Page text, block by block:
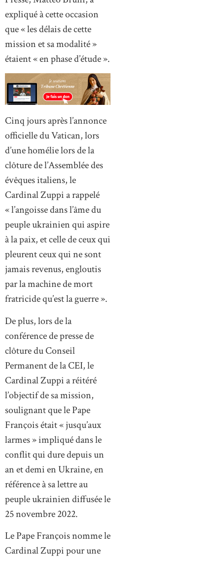
expliqué à cette occasion
que « les délais de cette
mission et sa modalité »
étaient « en phase d’étude ».
Cinq jours après l’annonce
officielle du Vatican, lors
d’une homélie lors de la
clôture de l’Assemblée des
évêques italiens, le
Cardinal Zuppi a rappelé
« l’angoisse dans l’âme du
peuple ukrainien qui aspire
à la paix, et celle de ceux qui
pleurent ceux qui ne sont
jamais revenus, engloutis
par la machine de mort
fratricide qu’est la guerre ».
De plus, lors de la
conférence de presse de
clôture du Conseil
Permanent de la CEI, le
Cardinal Zuppi a réitéré
l’objectif de sa mission,
soulignant que le Pape
François était « jusqu’aux
larmes » impliqué dans le
conflit qui dure depuis un
an et demi en Ukraine, en
référence à sa lettre au
peuple ukrainien diffusée le
25 novembre 2022.
Le Pape François nomme le
Cardinal Zuppi pour une